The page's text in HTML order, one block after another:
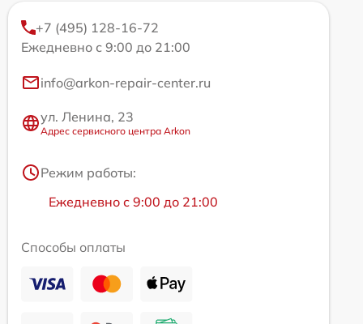
+7 (495) 128-16-72
Ежедневно с 9:00 до 21:00
info@arkon-repair-center.ru
ул. Ленина, 23
Адрес сервисного центра Arkon
Режим работы:
Ежедневно с 9:00 до 21:00
Способы оплаты